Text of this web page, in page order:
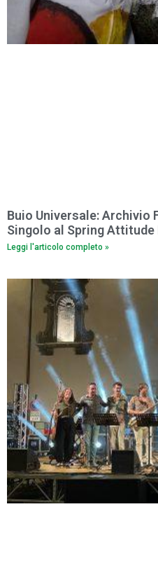
Buio Universale: Archivio
Singolo al Spring Attitude
Leggi l'articolo completo »